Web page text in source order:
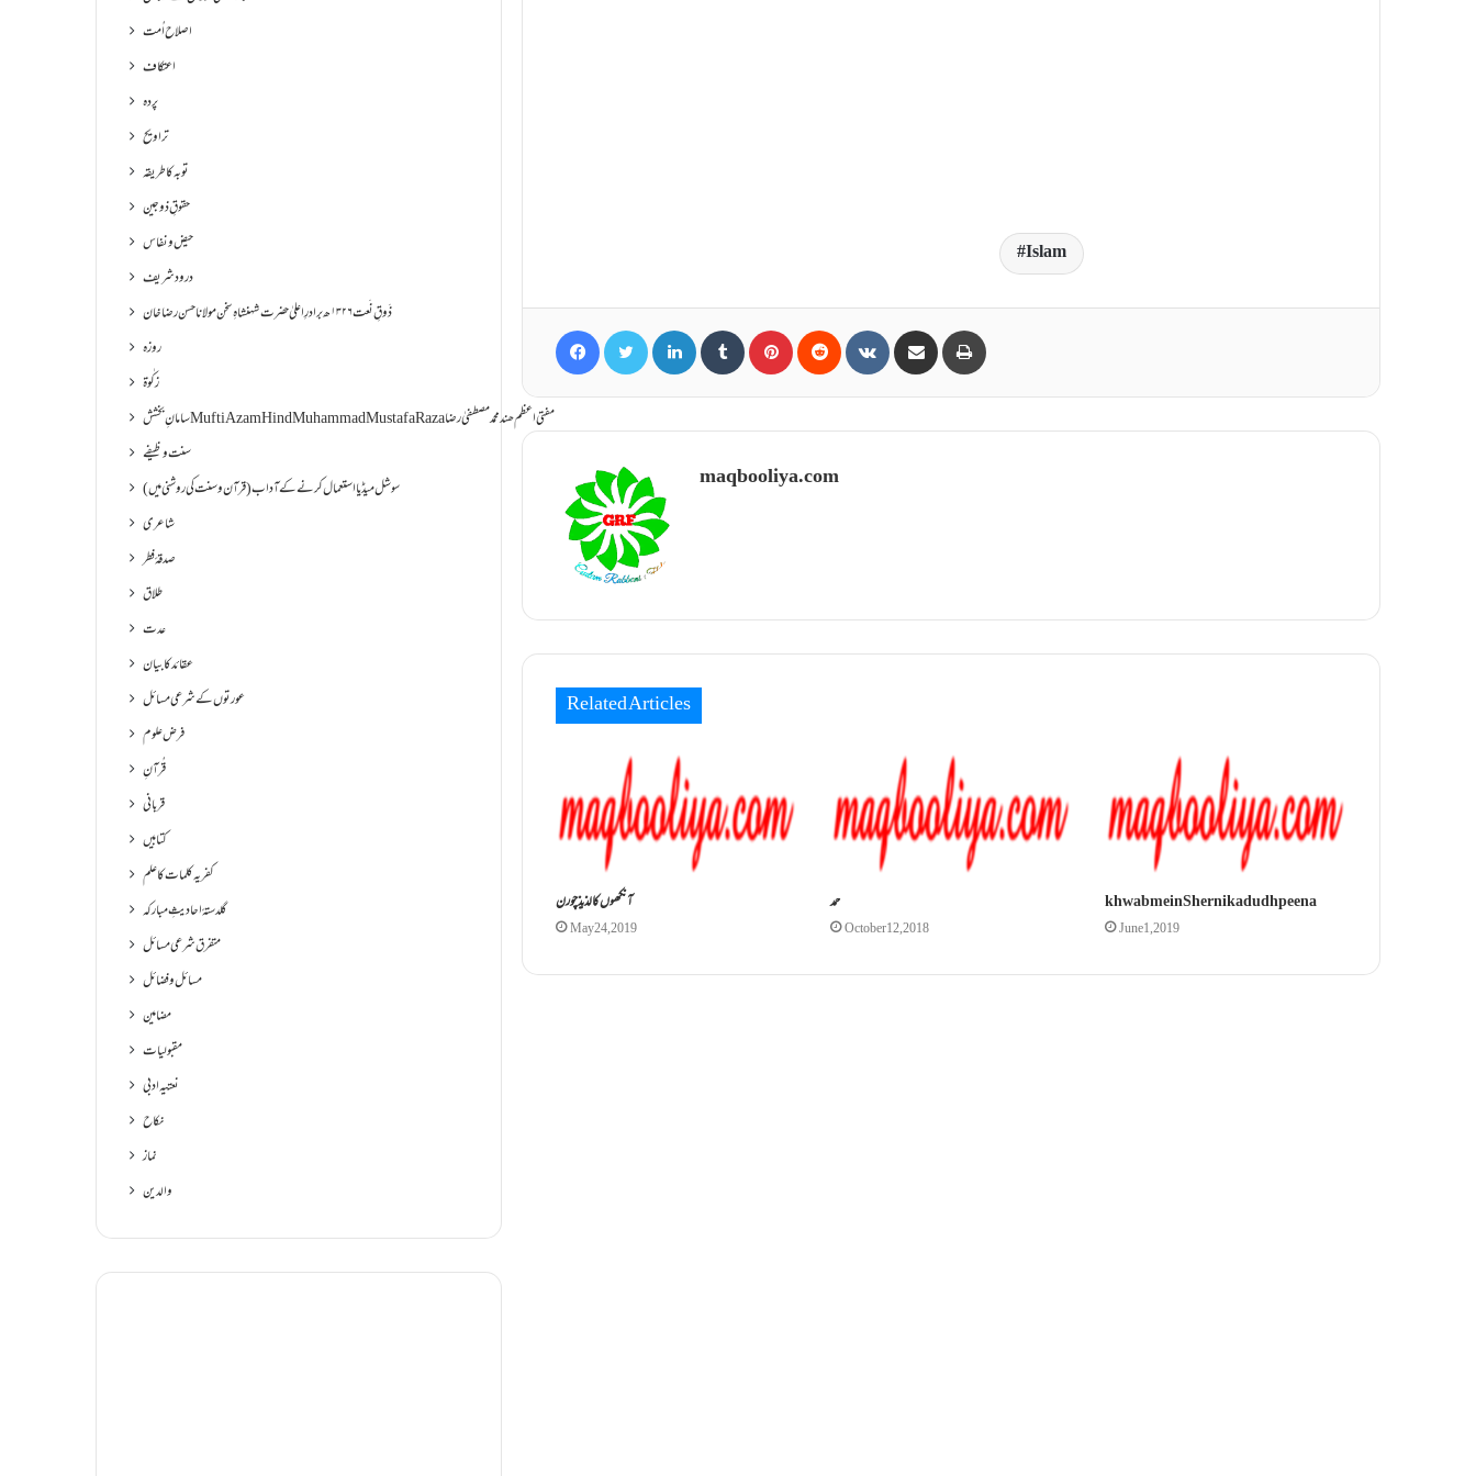
Islam
maqbooliya.com
Related Articles
آنکھوں کا لذیذ چورن
May 24, 2019
حمد
October 12, 2018
khwab mein Sherni ka dudh peena
June 1, 2019
اصلاح اُمت
اعتکاف
پردہ
تراویح
توبہ کا طریقہ
حقوقِ ذوجین
حیض و نفاس
درود شریف
ذَوقِ نَعت ۱۳۲۶ھ برادرِ اعلیٰ حضرت شہنشاہِ سخن مولانا حسن رضا خان
روزہ
زکٰوۃ
سامانِ بخشش Mufti Azam Hind Muhammad Mustafa Raza مفتی اعظم ھند محمد مصطفیٰ رضا
سنت وظیفے
سوشل میڈیا استعمال کرنے کے آداب (قرآن و سنت کی روشنی میں)
شاعری
صدقۂ فطر
طلاق
عدت
عقائد کا بیان
عورتوں کے شرعی مسائل
فرض علوم
قُرآنِ
قربانی
کتابیں
کفریہ کلمات کا علم
گلدستۂ احادیثِ مبارکہ
متفرق شرعی مسائل
مسائل و فضائل
مضامین
مقبولیات
نعتیہ ادبی
نکاح
نماز
والدین